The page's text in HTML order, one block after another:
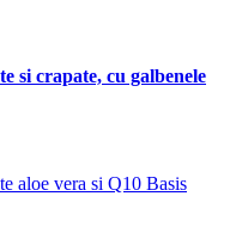
si crapate, cu galbenele